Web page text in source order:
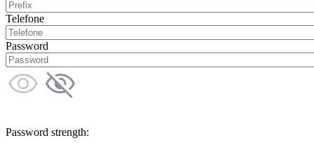
Telefone
Password
Password strength: